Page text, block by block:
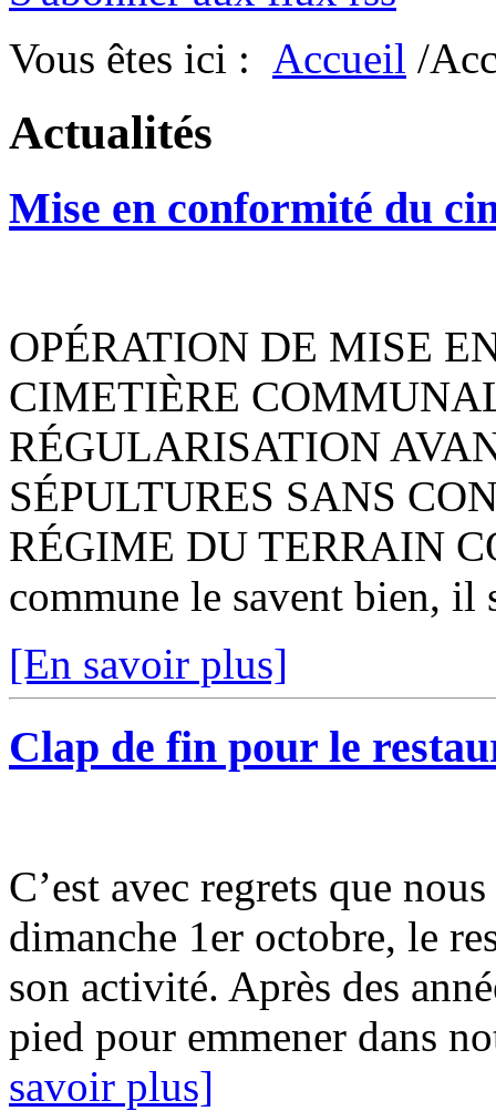
Vous êtes ici : Accueil /
Actualités
Mise en conformité du
OPÉRATION DE MISE
CIMETIÈRE
RÉGULARISATION
SÉPULTURES SANS
RÉGIME DU TERRAIN
commune le savent bien, il
[En savoir plus]
Clap de fin pour le
C’est avec regrets que
dimanche 1er octobre, le
son activité. Après des
pied pour emmener dans
savoir plus]